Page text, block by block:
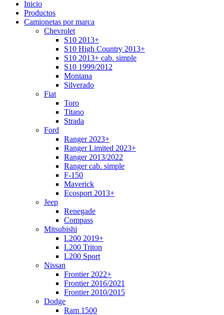
Inicio
Productos
Camionetas por marca
Chevrolet
S10 2013+
S10 High Country 2013+
S10 2013+ cab. simple
S10 1999/2012
Montana
Silverado
Fiat
Toro
Titano
Strada
Ford
Ranger 2023+
Ranger Limited 2023+
Ranger 2013/2022
Ranger cab. simple
F-150
Maverick
Ecosport 2013+
Jeep
Renegade
Compass
Mitsubishi
L200 2019+
L200 Triton
L200 Sport
Nissan
Frontier 2022+
Frontier 2016/2021
Frontier 2010/2015
Dodge
Ram 1500